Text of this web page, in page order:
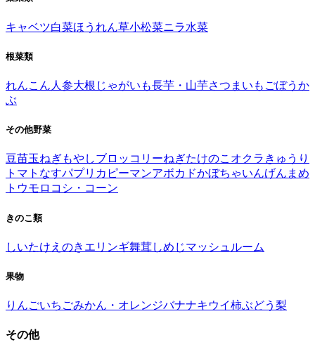
キャベツ白菜ほうれん草小松菜ニラ水菜
根菜類
れんこん 人参大根 じゃがいも長芋・山芋さつまいも ごぼう か
ぶ
その他野菜
豆苗玉ねぎもやしブロッコリーねぎたけのこ オクラ きゅうり
トマト なすパプリカ ピーマンアボカドかぼちゃいんげんまめ
トウモロコシ・コーン
きのこ類
しいたけ えのき エリンギ舞茸しめじマッシュルーム
果物
りんごいちごみかん・オレンジバナナキウイ柿ぶどう 梨
その他